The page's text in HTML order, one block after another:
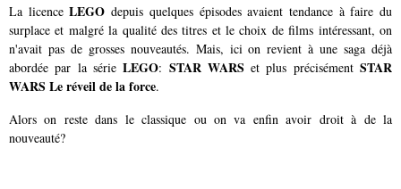
La licenceLEGO depuis quelques épisodes avaient tendance à faire du
surplace et malgré la qualité des titres et le choix de films intéressant, on
n'avait pas de grosses nouveautés. Mais, ici on revient à une saga déjà
abordée par la sérieLEGO: STAR WARS et plus précisémentSTAR
WARS Le réveil de la force.
Alors on reste dans le classique ou on va enfin avoir droit à de la
nouveauté?